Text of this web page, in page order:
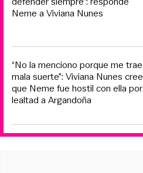
Neme a Viviana Nunes
“No la menciono porque me trae
mala suerte”: Viviana Nunes cree
que Neme fue hostil con ella por
lealtad a Argandoña